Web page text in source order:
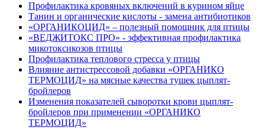
Профилактика кровяных включений в курином яйце
Танин и органические кислоты - замена антибиотиков
«ОРГАНИКОЦИД» – полезный помощник для птицы
«ВЕДЖИТОКС ПРО» - эффективная профилактика
микотоксикозов птицы
Профилактика теплового стресса у птицы
Влияние антистрессовой добавки «ОРГАНИКО
ТЕРМОЦИД» на мясные качества тушек цыплят-
бройлеров
Изменения показателей сыворотки крови цыплят-
бройлеров при применении «ОРГАНИКО
ТЕРМОЦИД»